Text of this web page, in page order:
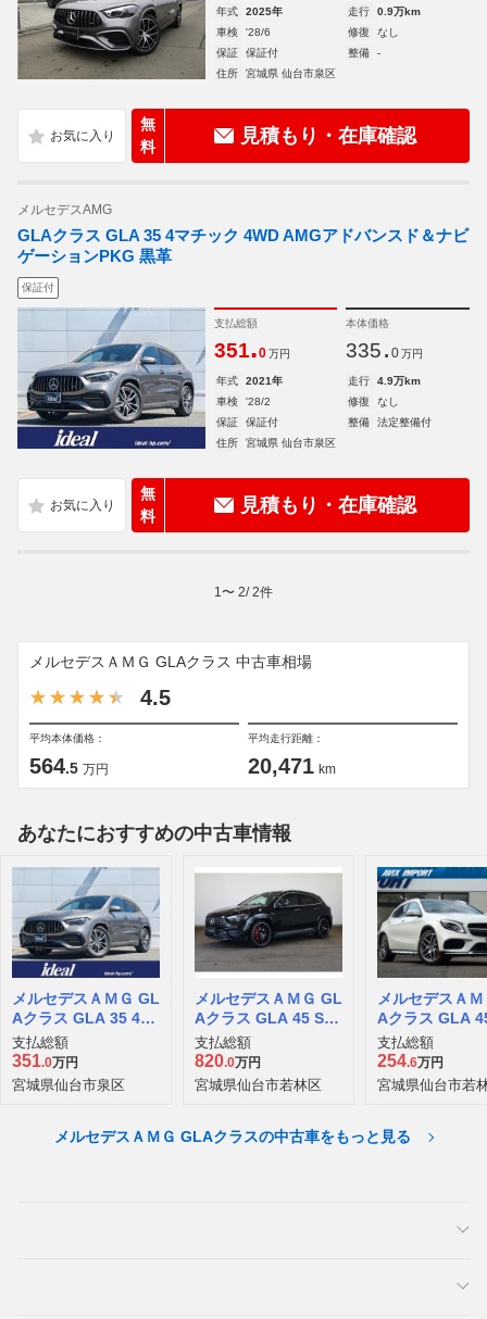
年式 2025年 走行
0.9万km
車検
'28/6 修復
なし
保証
保証付 整備
-
住所
宮城県 仙台市泉区
無
料
見積もり・在庫確認
メルセデスAMG
GLAクラス GLA 35 4マチック 4WD AMGアドバンスド＆ナビ
ゲーションPKG 黒革
保証付
支払総額
351.0 万円
本体価格
335. 0 万円
年式 2021年 走行
4.9万km
車検
'28/2 修復
なし
保証
保証付 整備
法定整備付
住所
宮城県 仙台市泉区
無
料
見積もり・在庫確認
1 〜 2/2件
メルセデスＡＭＧ GLAクラス 中古車相場
4.5
平均本体価格：
564.5 万円
平均走行距離：
20,471 km
あなたにおすすめの中古車情報
メルセデスＡＭＧ GL
Aクラス GLA 35 4マ
チック 4WD
支払総額
351.0万円
宮城県仙台市泉区
メルセデスＡＭＧ GL
Aクラス GLA 45 S 4
マチックプラス 4WD
MP202502
支払総額
820.0万円
宮城県仙台市若林区
メルセデスＡ
Aクラス GLA
チック 4WD
支払総額
254.6万円
宮城県仙台市若
メルセデスＡＭＧ GLAクラスの中古車をもっと見る